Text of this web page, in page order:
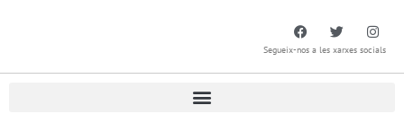
Segueix-nos a les xarxes socials